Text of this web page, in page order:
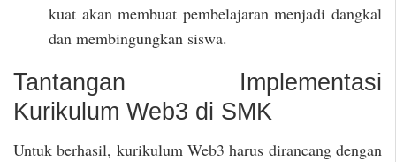
kuat akan membuat pembelajaran menjadi dangkal
dan membingungkan siswa.
Tantangan Implementasi
Kurikulum Web3 di SMK
Untuk berhasil, kurikulum Web3 harus dirancang dengan